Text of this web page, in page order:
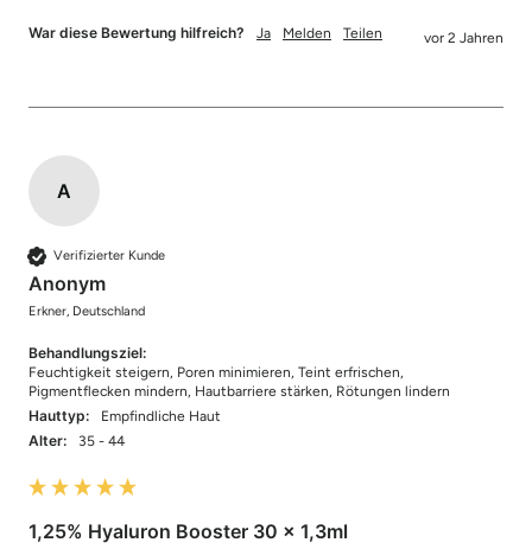
War diese Bewertung hilfreich? Ja Melden Teilen vor 2 Jahren
A
Verifizierter Kunde
Anonym
Erkner, Deutschland
Behandlungsziel:
Feuchtigkeit steigern, Poren minimieren, Teint erfrischen,
Pigmentflecken mindern, Hautbarriere stärken, Rötungen lindern
Hauttyp: Empfindliche Haut
Alter: 35 - 44
1,25% Hyaluron Booster 30 x 1,3ml